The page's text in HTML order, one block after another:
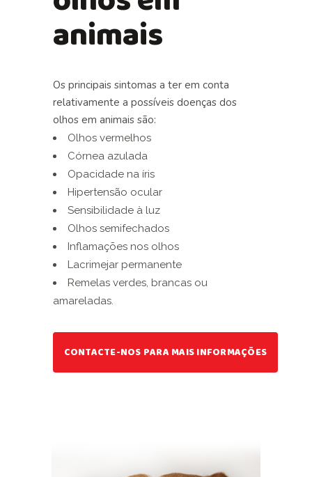
animais
Os principais sintomas a ter em conta
relativamente a possíveis doenças dos
olhos em animais são:
Olhos vermelhos
Córnea azulada
Opacidade na íris
Hipertensão ocular
Sensibilidade à luz
Olhos semifechados
Inflamações nos olhos
Lacrimejar permanente
Remelas verdes, brancas ou
amareladas.
CONTACTE-NOS PARA MAIS INFORMAÇÕES